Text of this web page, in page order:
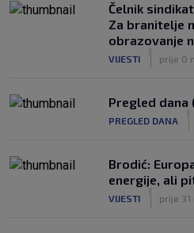
Čelnik
Za branitelje
obrazovanje
VIJESTI prije 0
Pregled dana
PREGLED DANA
Brodić:
energije, ali
VIJESTI prije 31